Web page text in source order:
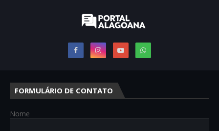
FORMULÁRIO DE CONTATO
Nome